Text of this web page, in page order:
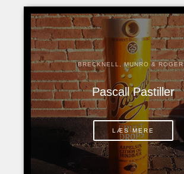
BRECKNELL, MUNRO &
Pascall Pastiller
LÆS MERE